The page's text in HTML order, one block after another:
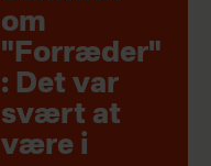
om
"Forræder"
: Det var
svært at
være i